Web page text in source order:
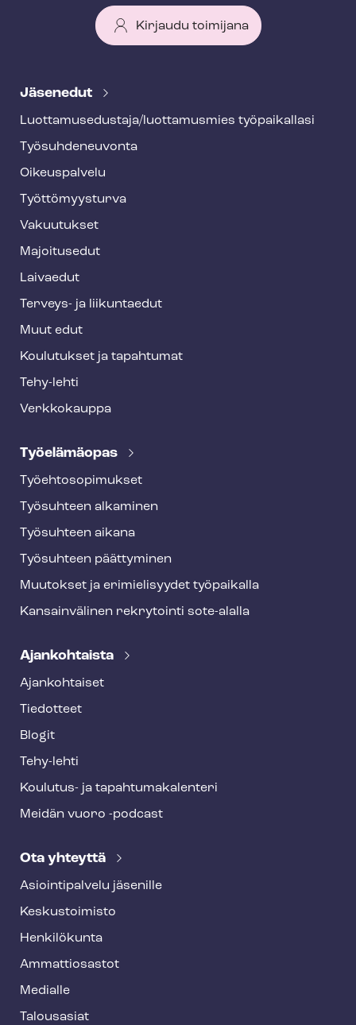
Kirjaudu toimijana
e
f
o
o
t
e
Jäsenedut
Luot­ta­muse­dus­ta­ja/luottamusmies työpaikallasi
Työ­suh­de­neu­von­ta
Oikeuspalvelu
Työt­tö­myys­tur­va
Vakuutukset
Majoitusedut
Laivaedut
Terveys- ja liikuntaedut
Muut edut
Koulutukset ja tapahtumat
Tehy-lehti
Verkkokauppa
Työelämäopas
Työ­eh­to­so­pi­muk­set
Työsuhteen alkaminen
Työsuhteen aikana
Työsuhteen päättyminen
Muutokset ja erimielisyydet työpaikalla
Kansainvälinen rekrytointi sote-alalla
Ajankohtaista
Ajankohtaiset
Tiedotteet
Blogit
Tehy-lehti
Koulutus- ja ta­pah­tu­ma­ka­len­te­ri
Meidän vuoro -podcast
Ota yhteyttä
Asioin­ti­pal­ve­lu jäsenille
Keskustoimisto
Henkilökunta
Ammattiosastot
Medialle
Talousasiat